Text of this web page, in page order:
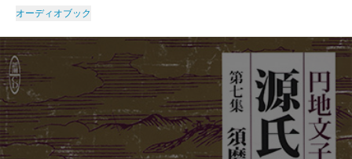
オーディオブック